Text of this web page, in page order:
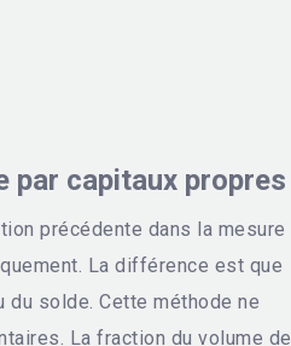
capitaux propres
précédente dans la mesure
La différence est que
solde. Cette méthode ne
La fraction du volume de